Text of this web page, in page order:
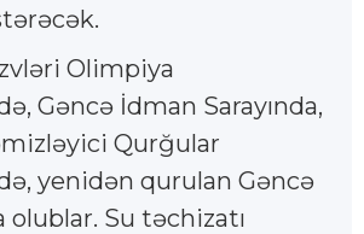
Olimpiya
Gəncə İdman Sarayında,
Qurğular
yenidən qurulan Gəncə
Su təchizatı